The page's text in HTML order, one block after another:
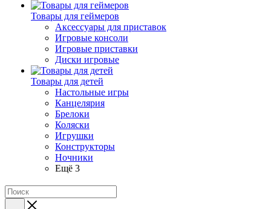
Товары для геймеров
Аксессуары для приставок
Игровые консоли
Игровые приставки
Диски игровые
Товары для детей
Настольные игры
Канцелярия
Брелоки
Коляски
Игрушки
Конструкторы
Ночники
Ещё 3